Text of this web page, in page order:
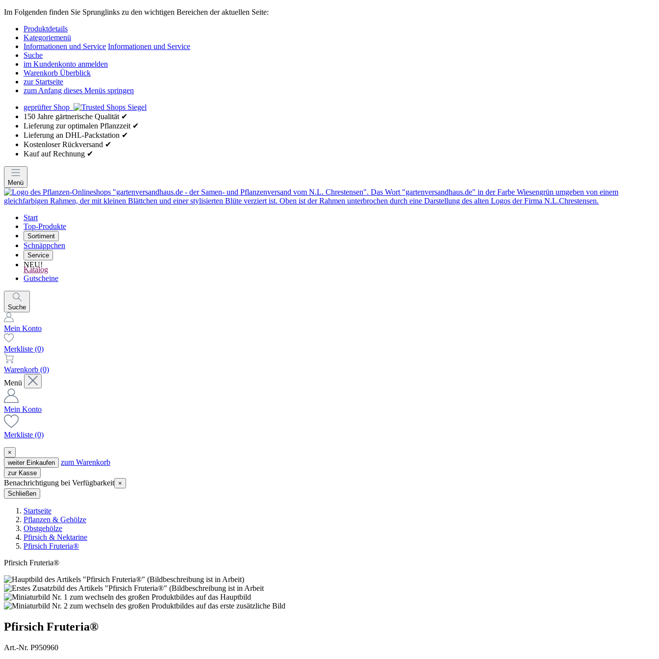
Im Folgenden finden Sie Sprunglinks zu den wichtigen Bereichen der aktuellen Seite:
Produktdetails
Kategoriemenü
Informationen und Service Informationen und Service
Suche
im Kundenkonto anmelden
Warenkorb Überblick
zur Startseite
zum Anfang dieses Menüs springen
geprüfter Shop
150 Jahre gärtnerische Qualität ✔
Lieferung zur optimalen Pflanzzeit ✔
Lieferung an DHL-Packstation ✔
Kostenloser Rückversand ✔
Kauf auf Rechnung ✔
Menü
Start
Top-Produkte
Sortiment
Schnäppchen
Service
NEU!
Katalog
Gutscheine
Suche
Mein Konto
Merkliste (0)
Warenkorb (0)
Menü
Mein Konto
Merkliste (0)
×
weiter Einkaufen
zum Warenkorb
zur Kasse
Benachrichtigung bei Verfügbarkeit ×
Schließen
Startseite
Pflanzen & Gehölze
Obstgehölze
Pfirsich & Nektarine
Pfirsich Fruteria®
Pfirsich Fruteria®
Pfirsich Fruteria®
Art.-Nr. P950960